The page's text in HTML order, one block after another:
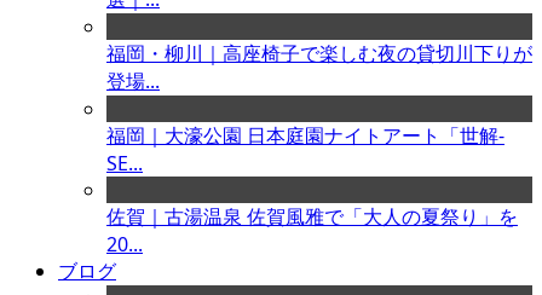
福岡・柳川｜高座椅子で楽しむ夜の貸切川下りが
登場...
福岡｜大濠公園 日本庭園ナイトアート「世解-
SE...
佐賀｜古湯温泉 佐賀風雅で「大人の夏祭り」を
20...
ブログ